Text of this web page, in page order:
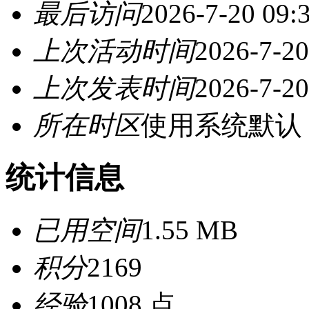
最后访问2026-7-20
上次活动时间2026-7-
上次发表时间2026-7-
所在时区使用系统默认
统计信息
已用空间1.55 MB
积分2169